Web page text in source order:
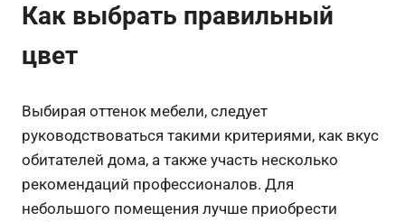
Как выбрать правильный
цвет
Выбирая оттенок мебели, следует
руководствоваться такими критериями, как вкус
обитателей дома, а также участь несколько
рекомендаций профессионалов. Для
небольшого помещения лучше приобрести